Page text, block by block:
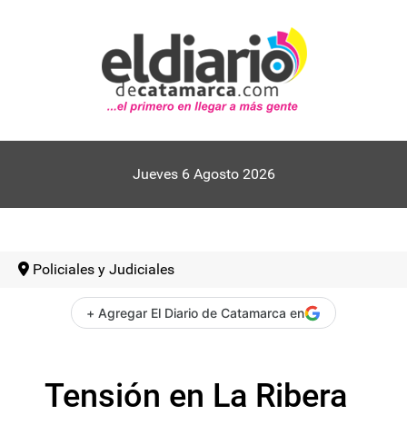
Jueves 6 Agosto 2026
Policiales y Judiciales
+ Agregar El Diario de Catamarca en
Tensión en La Ribera